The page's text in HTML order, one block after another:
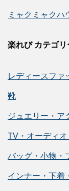
ミャクミャクハ
楽れび カテゴリ
レディースファ
靴
ジュエリー・ア
TV・オーディオ
バッグ・小物・
インナー・下着